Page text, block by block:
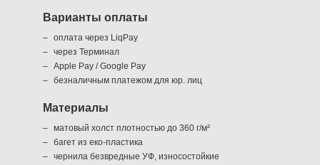
Варианты оплаты
оплата через LiqPay
через Терминал
Apple Pay / Google Pay
безналичным платежом для юр. лиц
Материалы
матовый холст плотностью до 360 г/м²
багет из еко-пластика
чернила безвредные УФ, износостойкие